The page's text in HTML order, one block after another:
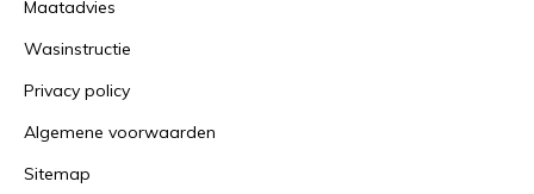
Maatadvies
Wasinstructie
Privacy policy
Algemene voorwaarden
Sitemap